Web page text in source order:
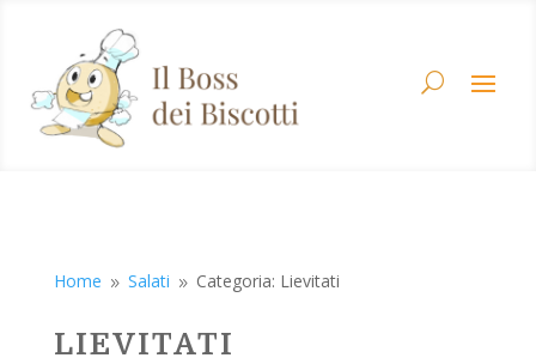
Home 9 Salati 9 Categoria: Lievitati
LIEVITATI